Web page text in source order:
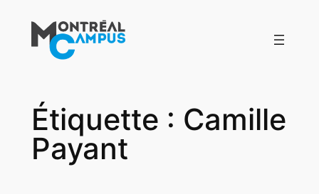
contenu
Étiquette : Camille
Payant